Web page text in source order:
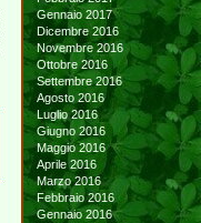
Gennaio 2017
Dicembre 2016
Novembre 2016
Ottobre 2016
Settembre 2016
Agosto 2016
Luglio 2016
Giugno 2016
Maggio 2016
Aprile 2016
Marzo 2016
Febbraio 2016
Gennaio 2016